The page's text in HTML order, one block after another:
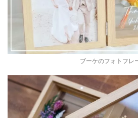
ブーケのフォトフレ